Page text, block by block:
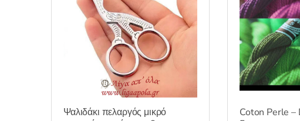
Ψαλιδάκι πελαργός μικρό
Coton Perle